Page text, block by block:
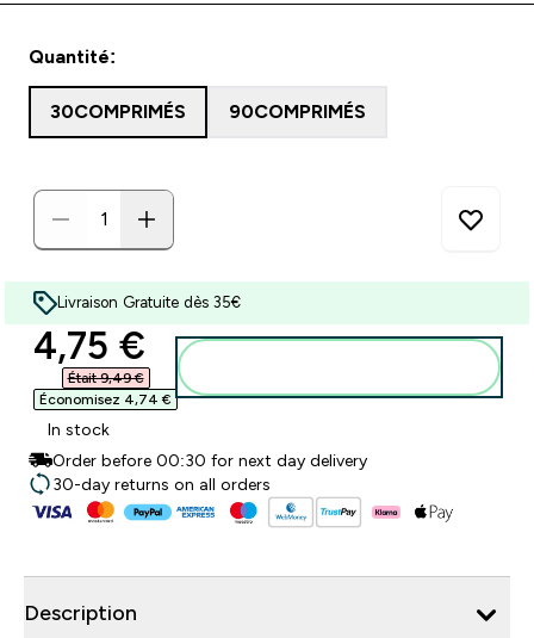
Quantité:
30COMPRIMÉS 90COMPRIMÉS
Livraison Gratuite dès 35€
discounted price
4,75 €‎
Était 9,49 €‎
Économisez 4,74 €‎
In stock
Order before 00:30 for next day delivery
30-day returns on all orders
Description